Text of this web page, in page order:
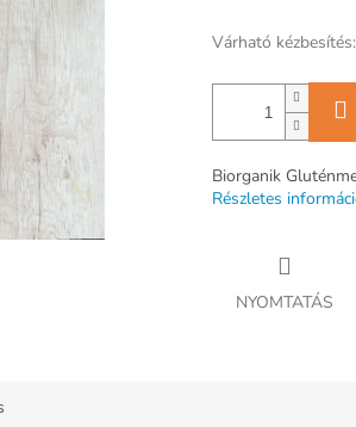
Várható kézbesítés:
Biorganik
Részletes
NYOMTATÁS